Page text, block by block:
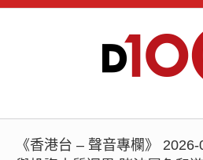
《香港台 – 聲音專欄》